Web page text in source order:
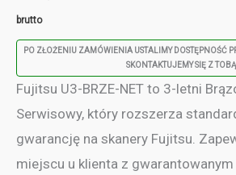
brutto
PO ZŁOŻENIU ZAMÓWIENIA USTALIMY DOSTĘPNOŚĆ
SKONTAKTUJEMY SIĘ Z TOBĄ
Fujitsu U3-BRZE-NET to 3-letni
Serwisowy, który rozszerza
gwarancję na skanery Fujitsu.
miejscu u klienta z